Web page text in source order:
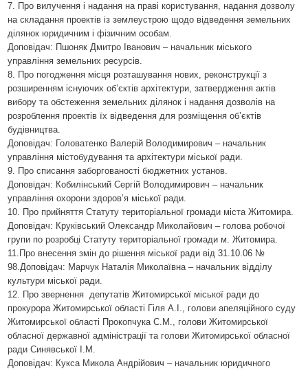
7. Про вилучення і надання на праві користування, надання дозволу
на складання проектів із землеустрою щодо відведення земельних
ділянок юридичним і фізичним особам.
Доповідач: Пшоняк Дмитро Іванович – начальник міського
управління земельних ресурсів.
8. Про погодження місця розташування нових, реконструкції з
розширенням існуючих об’єктів архітектури, затвердження актів
вибору та обстеження земельних ділянок і надання дозволів на
розроблення проектів їх відведення для розміщення об’єктів
будівництва.
Доповідач: Головатенко Валерій Володимирович – начальник
управління містобудування та архітектури міської ради.
9. Про списання заборгованості бюджетних установ.
Доповідач: Кобилінський Сергій Володимирович – начальник
управління охорони здоров’я міської ради.
10. Про прийняття Статуту територіальної громади міста Житомира.
Доповідач: Круківський Олександр Миколайович – голова робочої
групи по розробці Статуту територіальної громади м. Житомира.
11.Про внесення змін до рішення міської ради від 31.10.06 №
98.Доповідач: Марчук Наталія Миколаївна – начальник відділу
культури міської ради.
12. Про звернення депутатів Житомирської міської ради до
прокурора Житомирської області Гіля А.І., голови апеляційного суду
Житомирської області Прокопчука С.М., голови Житомирської
обласної державної адміністрації та голови Житомирської обласної
ради Синявської І.М.
Доповідач: Кукса Микола Андрійович – начальник юридичного